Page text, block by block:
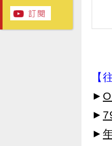
【
►
►
►